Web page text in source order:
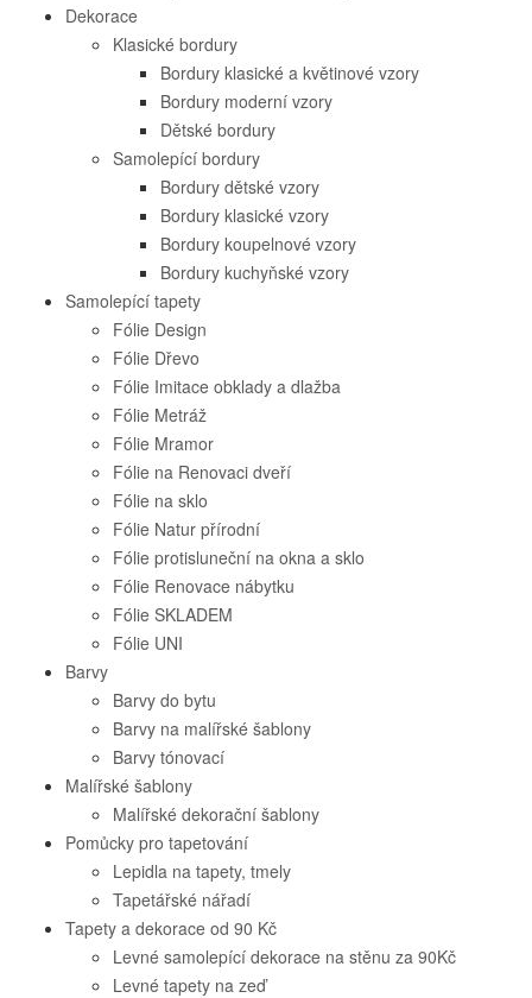
Dekorace
Klasické bordury
Bordury klasické a květinové vzory
Bordury moderní vzory
Dětské bordury
Samolepící bordury
Bordury dětské vzory
Bordury klasické vzory
Bordury koupelnové vzory
Bordury kuchyňské vzory
Samolepící tapety
Fólie Design
Fólie Dřevo
Fólie Imitace obklady a dlažba
Fólie Metráž
Fólie Mramor
Fólie na Renovaci dveří
Fólie na sklo
Fólie Natur přírodní
Fólie protisluneční na okna a sklo
Fólie Renovace nábytku
Fólie SKLADEM
Fólie UNI
Barvy
Barvy do bytu
Barvy na malířské šablony
Barvy tónovací
Malířské šablony
Malířské dekorační šablony
Pomůcky pro tapetování
Lepidla na tapety, tmely
Tapetářské nářadí
Tapety a dekorace od 90 Kč
Levné samolepící dekorace na stěnu za 90Kč
Levné tapety na zeď